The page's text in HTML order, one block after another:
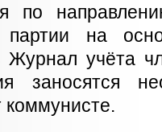
по
партии на
Журнал учёта
заносятся
коммунисте.